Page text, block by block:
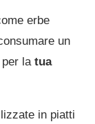
erbe
un
la tua
in piatti